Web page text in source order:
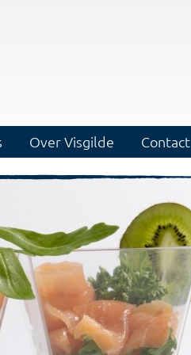
Over Visgilde Contact